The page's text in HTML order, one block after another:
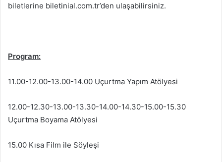
biletlerine biletinial.com.tr’den ulaşabilirsiniz.
Program:
11.00-12.00-13.00-14.00 Uçurtma Yapım Atölyesi
12.00-12.30-13.00-13.30-14.00-14.30-15.00-15.30
Uçurtma Boyama Atölyesi
15.00 Kısa Film ile Söyleşi